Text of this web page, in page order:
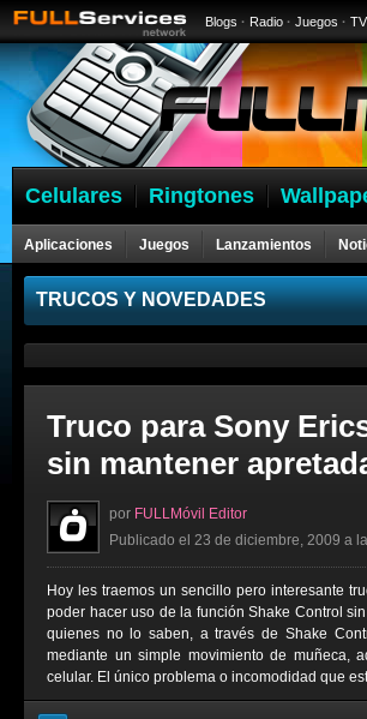
Blogs · Radio · Juegos ·
Celulares Ringtones
Aplicaciones Juegos Lanzamientos
Celulares
TRUCOS Y NOVEDADES
Truco para Sony
sin mantener
por FULLMóvil Editor
Publicado el 23 de diciembre, 2009 a
Hoy les traemos un sencillo pero interesante
poder hacer uso de la función Shake Control
quienes no lo saben, a través de Shake
mediante un simple movimiento de muñeca,
celular. El único problema o incomodidad que